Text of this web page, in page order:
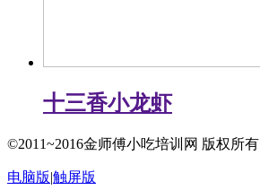
十三香小龙虾
©2011~2016金师傅小吃培训网 版权所有
电脑版|触屏版